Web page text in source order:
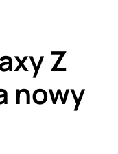
Z
nowy